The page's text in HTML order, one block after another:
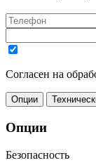
Согласен на
Опции
Опции
Безопасность